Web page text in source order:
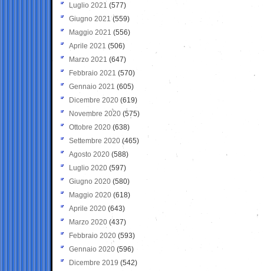
Luglio 2021 (577)
Giugno 2021(559)
Maggio 2021 (556)
Aprile 2021 (506)
Marzo 2021 (647)
Febbraio 2021 (570)
Gennaio 2021 (605)
Dicembre 2020 (619)
Novembre 2020 (575)
Ottobre 2020 (638)
Settembre 2020(465)
Agosto 2020 (588)
Luglio 2020 (597)
Giugno 2020 (580)
Maggio 2020 (618)
Aprile 2020 (643)
Marzo 2020 (437)
Febbraio 2020 (593)
Gennaio 2020 (596)
Dicembre 2019 (542)